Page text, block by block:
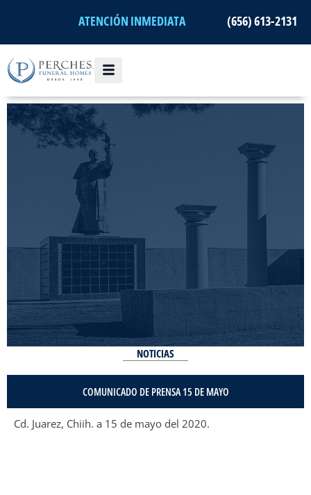
ATENCIÓN INMEDIATA (656) 613-2131
NOTICIAS
COMUNICADO DE PRENSA 15 DE MAYO
Cd. Juarez, Chiih. a 15 de mayo del 2020.